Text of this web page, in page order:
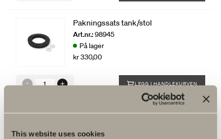
This website uses cookies
Pakningssats tank/stol
Art.nr.:98945
På lager
kr 330,00
LEGG I HANDLEKURVEN